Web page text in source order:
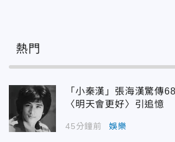
熱門
「小秦漢」張海漢驚傳
〈明天會更好〉引追憶
45分鐘前 娛樂